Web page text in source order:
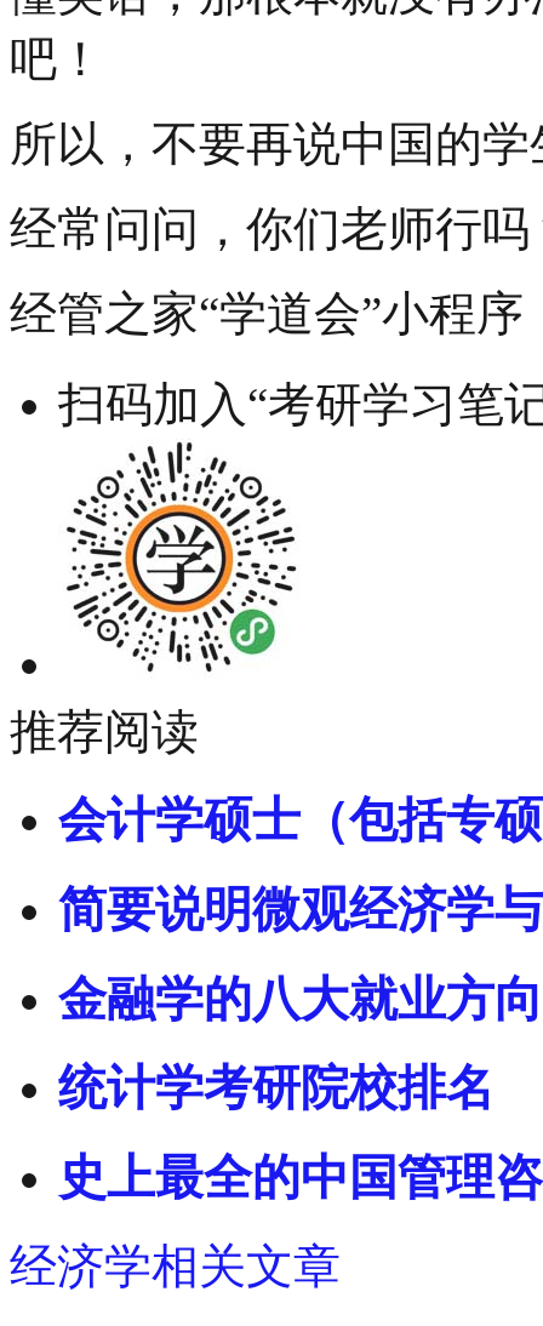
吧！
所以，不要再说中国的
经常问问，你们老师行
经管之家“学道会”小程序
扫码加入“考研学习笔
推荐阅读
会计学硕士（包括专
简要说明微观经济学
金融学的八大就业方
统计学考研院校排名
史上最全的中国管理
经济学相关文章